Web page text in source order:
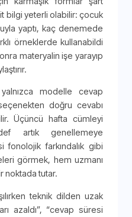
bilgi yeterli olabilir: çocuk
yaptı, kaç denemede
örneklerde kullanabildi
materyalin işe yarayıp
modelle cevap
doğru cevabı
Üçüncü hafta cümleyi
artık genellemeye
fonolojik farkındalık gibi
görmek, hem uzmanı
noktada tutar.
teknik dilden uzak
azaldı”, “cevap süresi